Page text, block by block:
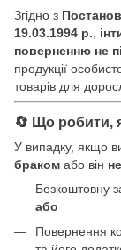
Згідно з
19.03.1994 р.
поверненню не
продукції
товарів для
🔄 Що робити,
У випадку, якщо
браком або він
Безкоштовну
або
Повернення